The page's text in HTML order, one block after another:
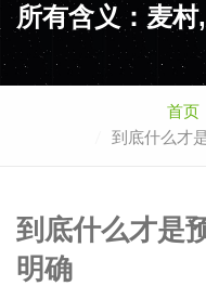
所有含义：麦村
首页
到底什么才
到底什么才是
明确